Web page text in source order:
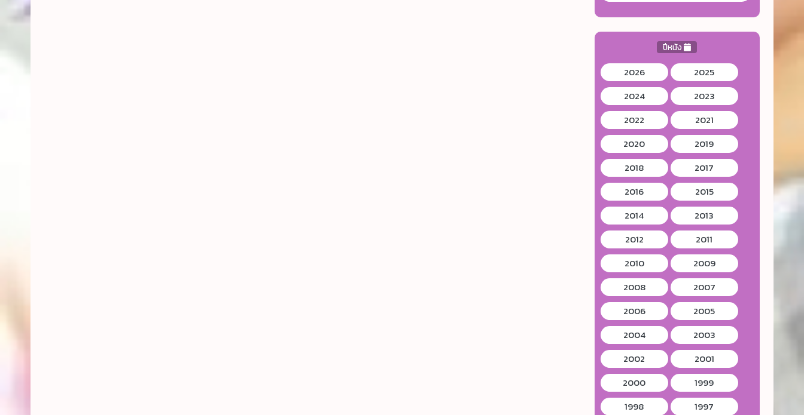
ปีหนัง
2026
2025
2024
2023
2022
2021
2020
2019
2018
2017
2016
2015
2014
2013
2012
2011
2010
2009
2008
2007
2006
2005
2004
2003
2002
2001
2000
1999
1998
1997